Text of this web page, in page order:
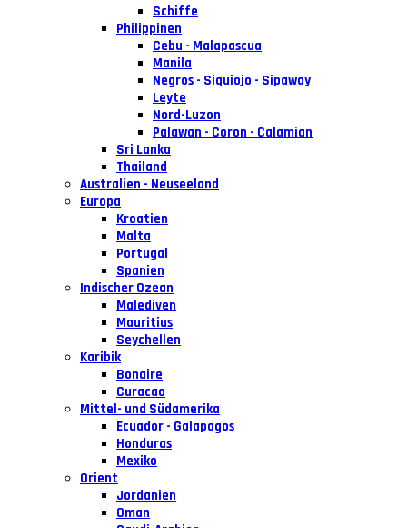
Schiffe
Philippinen
Cebu - Malapascua
Manila
Negros - Siquiojo - Sipaway
Leyte
Nord-Luzon
Palawan - Coron - Calamian
Sri Lanka
Thailand
Australien - Neuseeland
Europa
Kroatien
Malta
Portugal
Spanien
Indischer Ozean
Malediven
Mauritius
Seychellen
Karibik
Bonaire
Curacao
Mittel- und Südamerika
Ecuador - Galapagos
Honduras
Mexiko
Orient
Jordanien
Oman